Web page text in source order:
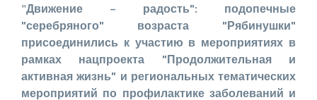
"Движение – радость": подопечные
"серебряного" возраста "Рябинушки"
присоединились к участию в мероприятиях в
рамках нацпроекта "Продолжительная и
активная жизнь" и региональных тематических
мероприятий по профилактике заболеваний и